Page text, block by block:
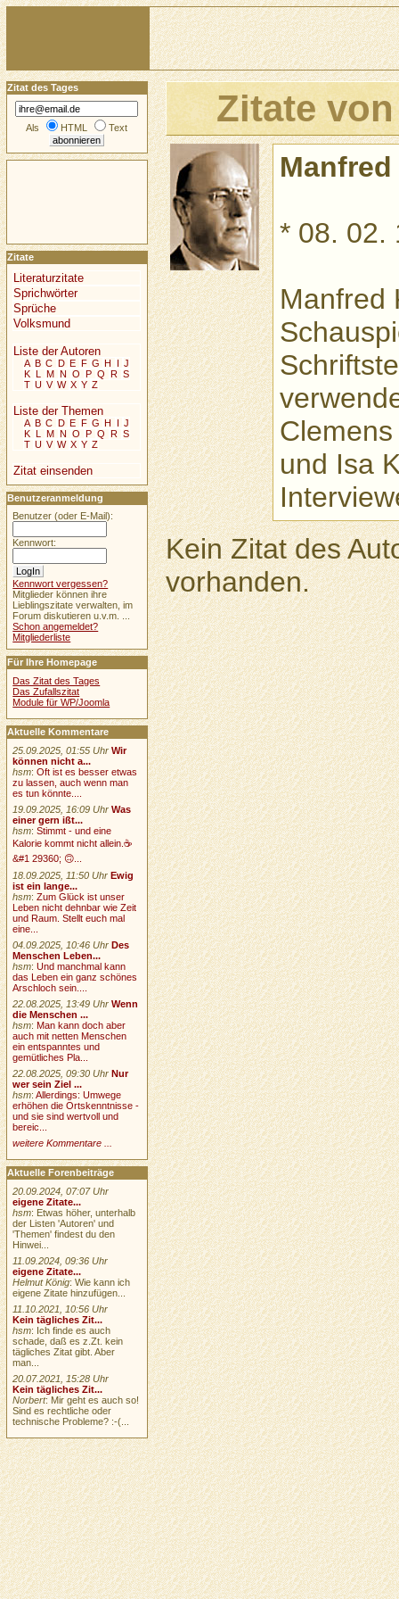
Zitate
* 08. 02.
Manfred
und Isa
Kein Zitat des
vorhanden.
Zitat des Tages
Als HTML Text
Zitate
Literaturzitate
Sprichwörter
Sprüche
Volksmund
Liste der Autoren
A B C D E F G H I J
K L M N O P Q R S
T U V W X Y Z
Liste der Themen
A B C D E F G H I J
K L M N O P Q R S
T U V W X Y Z
Zitat einsenden
Benutzeranmeldung
Benutzer (oder E-Mail):
Kennwort:
Kennwort vergessen?
Mitglieder können ihre
Lieblingszitate verwalten, im
Forum diskutieren u.v.m. ...
Schon angemeldet?
Mitgliederliste
Für Ihre Homepage
Das Zitat des Tages
Das Zufallszitat
Module für WP/Joomla
Aktuelle Kommentare
25.09.2025, 01:55 Uhr Wir
können nicht a...
hsm:Oft ist es besser etwas
zu lassen, auch wenn man
es tun könnte....
19.09.2025, 16:09 Uhr Was
einer gern ißt...
hsm:Stimmt - und eine
Kalorie kommt nicht allein.☕
&#1 29360; 🙃...
18.09.2025, 11:50 Uhr Ewig
ist ein lange...
hsm:Zum Glück ist unser
Leben nicht dehnbar wie Zeit
und Raum. Stellt euch mal
eine...
04.09.2025, 10:46 Uhr Des
Menschen Leben...
hsm:Und manchmal kann
das Leben ein ganz schönes
Arschloch sein....
22.08.2025, 13:49 Uhr Wenn
die Menschen ...
hsm:Man kann doch aber
auch mit netten Menschen
ein entspanntes und
gemütliches Pla...
22.08.2025, 09:30 Uhr Nur
wer sein Ziel ...
hsm:Allerdings: Umwege
erhöhen die Ortskenntnisse -
und sie sind wertvoll und
bereic...
weitere Kommentare ...
Aktuelle Forenbeiträge
20.09.2024, 07:07 Uhr
eigene Zitate...
hsm: Etwas höher, unterhalb
der Listen 'Autoren' und
'Themen' findest du den
Hinwei...
11.09.2024, 09:36 Uhr
eigene Zitate...
Helmut König: Wie kann ich
eigene Zitate hinzufügen...
11.10.2021, 10:56 Uhr
Kein tägliches Zit...
hsm: Ich finde es auch
schade, daß es z.Zt. kein
tägliches Zitat gibt. Aber
man...
20.07.2021, 15:28 Uhr
Kein tägliches Zit...
Norbert: Mir geht es auch so!
Sind es rechtliche oder
technische Probleme? :-(...